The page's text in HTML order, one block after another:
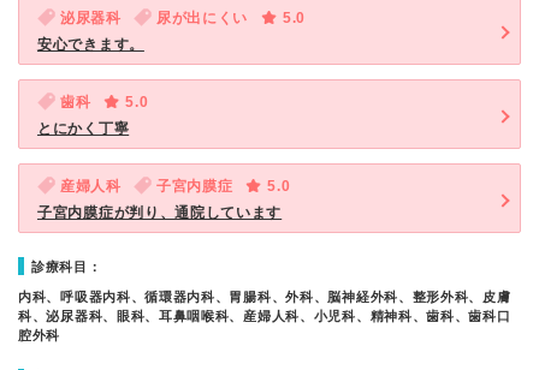
泌尿器科 尿が出にくい
5.0
安心できます。
歯科
5.0
とにかく丁寧
産婦人科 子宮内膜症
5.0
子宮内膜症が判り、通院しています
診療科目：
内科、呼吸器内科、循環器内科、胃腸科、外科、脳神経外科、整形外科、皮膚
科、泌尿器科、眼科、耳鼻咽喉科、産婦人科、小児科、精神科、歯科、歯科口
腔外科